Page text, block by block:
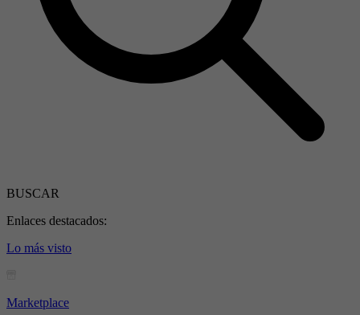
BUSCAR
Enlaces destacados:
Lo más visto
Marketplace